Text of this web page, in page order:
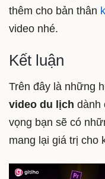
thêm cho bản thân
video nhé.
Kết luận
Trên đây là những
video du lịch dành
vọng bạn sẽ có
mang lại giá trị cho